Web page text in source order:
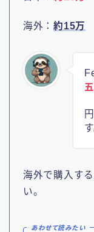
海外：約15万
海外で購入す
い。
あわせて読みたい